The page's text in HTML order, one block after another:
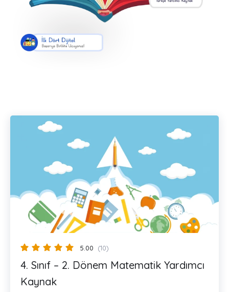
5.00 (10)
4. Sınıf – 2. Dönem Matematik Yardımcı
Kaynak